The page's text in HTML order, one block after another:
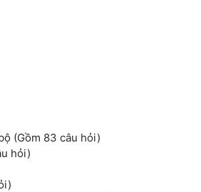
(Gồm 83 câu hỏi)
hỏi)